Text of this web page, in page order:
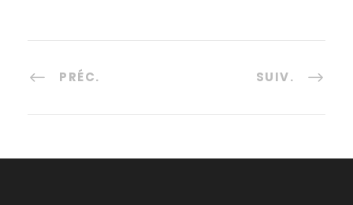
PRÉC. SUIV.